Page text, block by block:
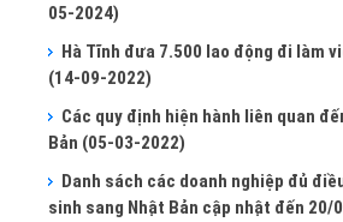
05-2024)
Hà Tĩnh đưa 7.500 lao động đi làm
(14-09-2022)
Các quy định hiện hành liên quan
Bản (05-03-2022)
Danh sách các doanh nghiệp đủ
sinh sang Nhật Bản cập nhật đến 20/